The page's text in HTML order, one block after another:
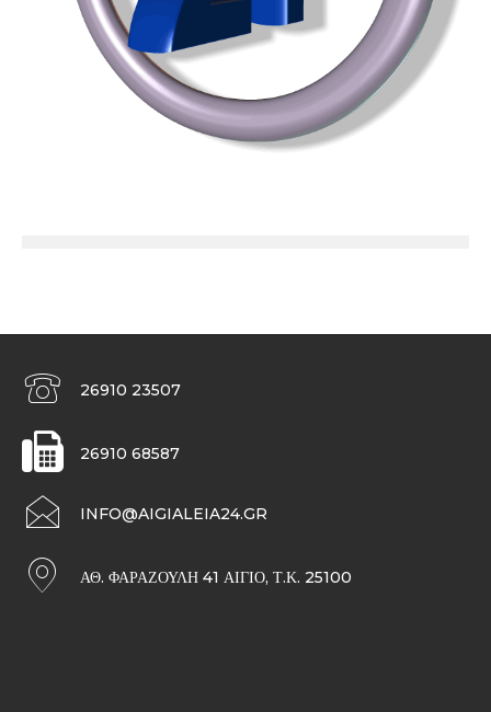
26910 23507
26910 68587
INFO@AIGIALEIA24.GR
ΑΘ. ΦΑΡΑΖΟΥΛΉ 41 ΑΊΓΙΟ, Τ.Κ. 25100